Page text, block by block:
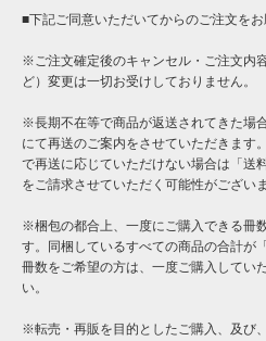
■下記ご同意いただいてからのご注文を
※ご注文確定後のキャンセル・ご注文内
ど）変更は一切お受けしておりません。
※長期不在等で商品が返送されてきた場
にて再送のご案内をさせていただきます
で再送に応じていただけない場合は「送
をご請求させていただく可能性がございま
※梱包の都合上、一度にご購入できる冊
す。同梱しているすべての商品の合計が
冊数をご希望の方は、一度ご購入してい
い。
※転売・再販を目的としたご購入、及び